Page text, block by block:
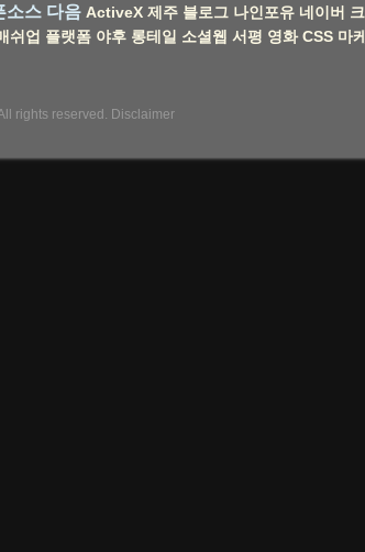
소스 다음 ActiveX 제주 블로그 나인포유 네이버 크
쉬업 플랫폼 야후 롱테일 소셜웹 서평 영화 CSS 마케
rights reserved. Disclaimer